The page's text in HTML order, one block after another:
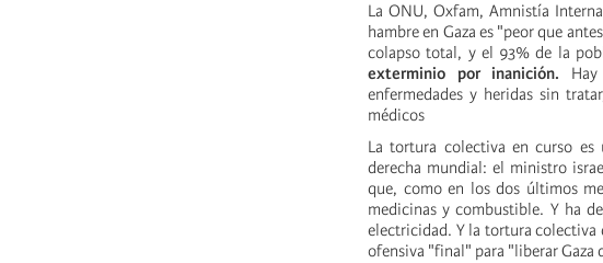
La ONU, Oxfam, Amnistía
hambre en Gaza es "peor que
colapso total, y el 93% de la
exterminio por inanición.
enfermedades y heridas sin
médicos
La tortura colectiva en curso
derecha mundial: el ministro
que, como en los dos últimos
medicinas y combustible. Y ha
electricidad. Y la tortura colectiva
ofensiva "final" para "liberar Gaza